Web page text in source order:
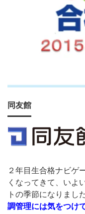
同友館
２年目生合格ナビゲ
くなってきて、いよ
トの季節になりまし
調管理には気をつけ